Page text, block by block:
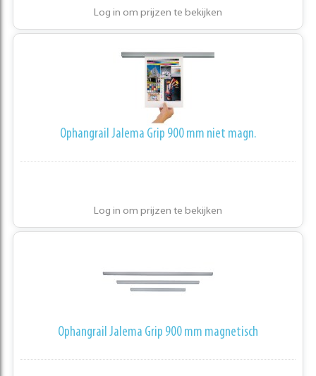
Log in om prijzen te bekijken
Ophangrail Jalema Grip 900 mm niet magn.
Log in om prijzen te bekijken
Ophangrail Jalema Grip 900 mm magnetisch